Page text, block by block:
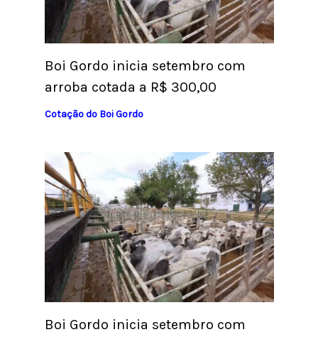
Boi Gordo inicia setembro com
arroba cotada a R$ 300,00
Cotação do Boi Gordo
Boi Gordo inicia setembro com